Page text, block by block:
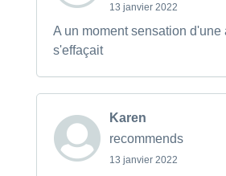
13 janvier 2022
A un moment sensation d'une
s'effaçait
Karen
recommends
13 janvier 2022